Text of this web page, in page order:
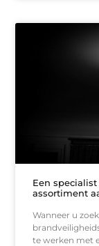
Een
assortiment
Wanneer u
te werken met